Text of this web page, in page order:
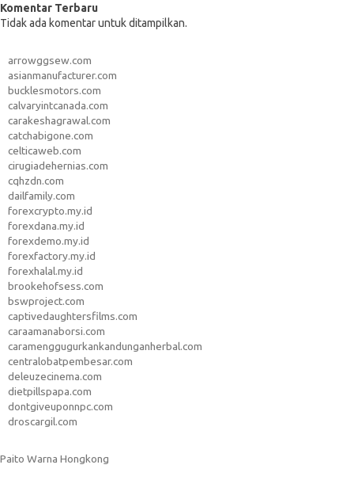
Komentar Terbaru
Tidak ada komentar untuk ditampilkan.
arrowggsew.com
asianmanufacturer.com
bucklesmotors.com
calvaryintcanada.com
carakeshagrawal.com
catchabigone.com
celticaweb.com
cirugiadehernias.com
cqhzdn.com
dailfamily.com
forexcrypto.my.id
forexdana.my.id
forexdemo.my.id
forexfactory.my.id
forexhalal.my.id
brookehofsess.com
bswproject.com
captivedaughtersfilms.com
caraamanaborsi.com
caramenggugurkankandunganherbal.com
centralobatpembesar.com
deleuzecinema.com
dietpillspapa.com
dontgiveuponnpc.com
droscargil.com
Paito Warna Hongkong